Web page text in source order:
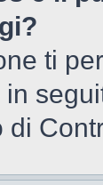
ti
di